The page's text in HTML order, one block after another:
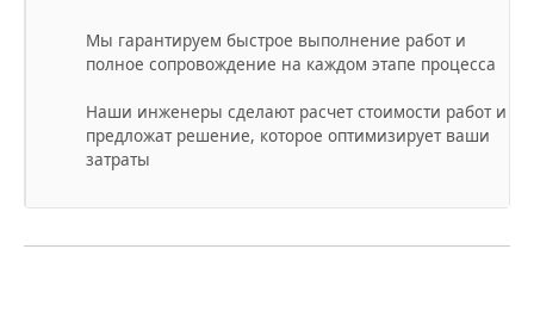
Мы гарантируем быстрое выполнение работ и
полное сопровождение на каждом этапе процесса
Наши инженеры сделают расчет стоимости работ и
предложат решение, которое оптимизирует ваши
затраты